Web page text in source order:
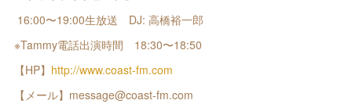
16:00〜19:00生放送 DJ: 高橋裕一郎
※Tammy電話出演時間 18:30〜18:50
【HP】 http://www.coast-fm.com
【メール】message@coast-fm.com